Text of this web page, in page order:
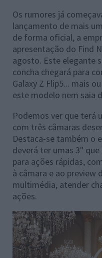
Os rumores já
lançamento de mais
de forma oficial, a
apresentação do Find
agosto. Este elegante
concha chegará para
Galaxy Z Flip5... mais
este modelo nem saia
Podemos ver que terá
com três câmaras
Destaca-se também o
deverá ter umas 3"
para ações rápidas,
à câmara e ao
multimédia, atender
ações.
Reprodutor
de
vídeo